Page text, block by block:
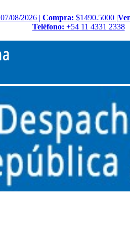
07/08/2026 | Compra: $1490.5000 |
Teléfono: +54 11 4331 2338